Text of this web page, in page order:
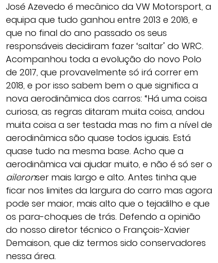
José Azevedo é mecânico da VW Motorsport, a
equipa que tudo ganhou entre 2013 e 2016, e
que no final do ano passado os seus
responsáveis decidiram fazer ‘saltar’ do WRC.
Acompanhou toda a evolução do novo Polo
de 2017, que provavelmente só irá correr em
2018, e por isso sabem bem o que significa a
nova aerodinâmica dos carros: “Há uma coisa
curiosa, as regras ditaram muita coisa, andou
muita coisa a ser testada mas no fim a nível de
aerodinâmica são quase todos iguais. Está
quase tudo na mesma base. Acho que a
aerodinâmica vai ajudar muito, e não é só ser o
aileronser mais largo e alto. Antes tinha que
ficar nos limites da largura do carro mas agora
pode ser maior, mais alto que o tejadilho e que
os para-choques de trás. Defendo a opinião
do nosso diretor técnico o François-Xavier
Demaison, que diz termos sido conservadores
nessa área.